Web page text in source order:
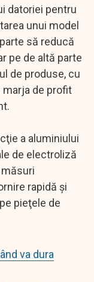
datoriei pentru
unui model
să reducă
pe de altă parte
de produse, cu
de profit
a aluminiului
de electroliză
rapidă şi
pieţele de
va dura